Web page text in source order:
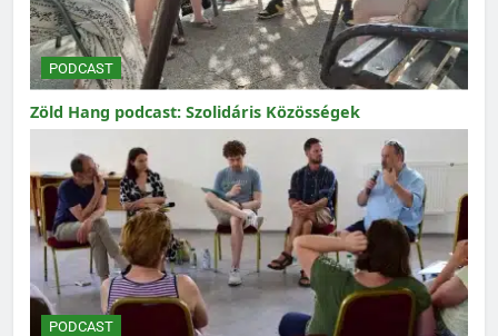
PODCAST
Zöld Hang podcast: Szolidáris Közösségek
PODCAST